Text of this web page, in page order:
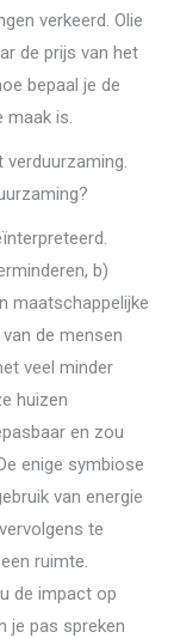
verkeerd. Olie
de prijs van het
bepaal je de
maak is.
verduurzaming.
b)
maatschappelijke
de mensen
veel minder
huizen
en zou
enige symbiose
van energie
te
ruimte.
de impact op
je pas spreken